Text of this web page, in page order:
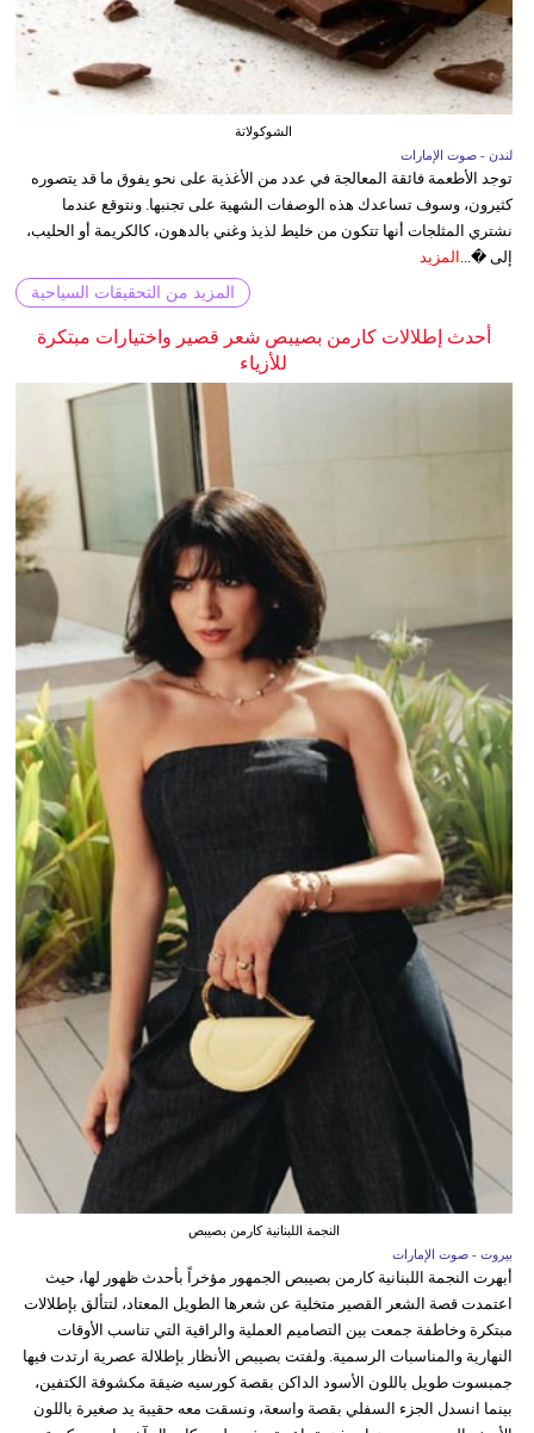
الشوكولاتة
لندن - صوت الإمارات
توجد الأطعمة فائقة المعالجة في عدد من الأغذية على نحو يفوق ما قد يتصوره
كثيرون، وسوف تساعدك هذه الوصفات الشهية على تجنبها. ونتوقع عندما
نشتري المثلجات أنها تتكون من خليط لذيذ وغني بالدهون، كالكريمة أو الحليب،
إلى �... المزيد
المزيد من التحقيقات السياحية
أحدث إطلالات كارمن بصيبص شعر قصير واختيارات مبتكرة
للأزياء
النجمة اللبنانية كارمن بصيبص
بيروت - صوت الإمارات
أبهرت النجمة اللبنانية كارمن بصيبص الجمهور مؤخراً بأحدث ظهور لها، حيث
اعتمدت قصة الشعر القصير متخلية عن شعرها الطويل المعتاد، لتتألق بإطلالات
مبتكرة وخاطفة جمعت بين التصاميم العملية والراقية التي تناسب الأوقات
النهارية والمناسبات الرسمية. ولفتت بصيبص الأنظار بإطلالة عصرية ارتدت فيها
جمبسوت طويل باللون الأسود الداكن بقصة كورسيه ضيقة مكشوفة الكتفين،
بينما انسدل الجزء السفلي بقصة واسعة، ونسقت معه حقيبة يد صغيرة باللون